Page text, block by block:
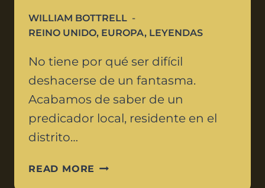
WILLIAM BOTTRELL
REINO UNIDO, EUROPA, LEYENDAS
No tiene por qué ser difícil
deshacerse de un fantasma.
Acabamos de saber de un
predicador local, residente en el
distrito…
READ MORE